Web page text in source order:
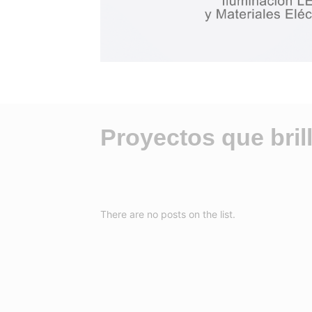
Proyectos que
There are no posts on the list.